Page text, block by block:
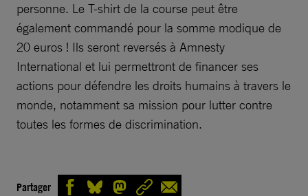
personne. Le T-shirt de la course peut être
également commandé pour la somme modique de
20 euros ! Ils seront reversés à Amnesty
International et lui permettront de financer ses
actions pour défendre les droits humains à travers le
monde, notamment sa mission pour lutter contre
toutes les formes de discrimination.
Partager